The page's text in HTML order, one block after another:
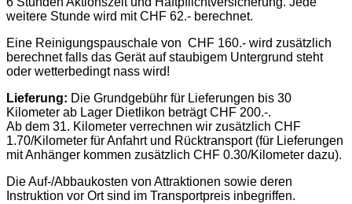
weitere Stunde wird mit CHF 62.- berechnet.
Eine Reinigungspauschale von CHF 160.- wird zusätzlich
berechnet falls das Gerät auf staubigem Untergrund steht
oder wetterbedingt nass wird!
Lieferung: Die Grundgebühr für Lieferungen bis 30
Kilometer ab Lager Dietlikon beträgt CHF 200.-.
Ab dem 31. Kilometer verrechnen wir zusätzlich CHF
1.70/Kilometer für Anfahrt und Rücktransport (für Lieferungen
mit Anhänger kommen zusätzlich CHF 0.30/Kilometer dazu).
Die Auf-/Abbaukosten von Attraktionen sowie deren
Instruktion vor Ort sind im Transportpreis inbegriffen.